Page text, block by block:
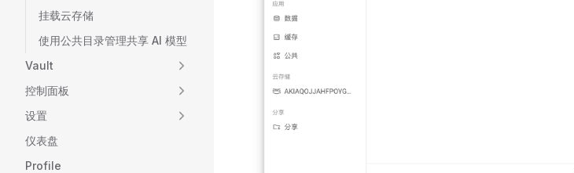
挂载云存储
使用公共目录管理共享 AI 模型
Vault
控制面板
设置
仪表盘
Profile